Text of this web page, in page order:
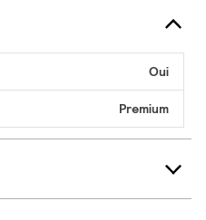
Oui
Premium